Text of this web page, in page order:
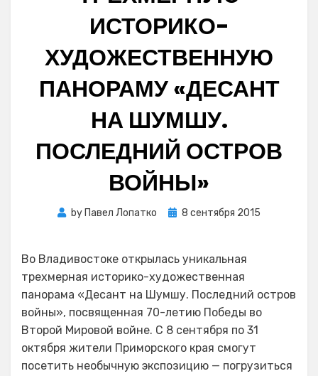
ИСТОРИКО-
ХУДОЖЕСТВЕННУЮ
ПАНОРАМУ «ДЕСАНТ
НА ШУМШУ.
ПОСЛЕДНИЙ ОСТРОВ
ВОЙНЫ»
by Павел Лопатко
Posted
8 сентября 2015
Во Владивостоке открылась уникальная
трехмерная историко-художественная
панорама «Десант на Шумшу. Последний остров
войны», посвященная 70-летию Победы во
Второй Мировой войне. С 8 сентября по 31
октября жители Приморского края смогут
посетить необычную экспозицию — погрузиться